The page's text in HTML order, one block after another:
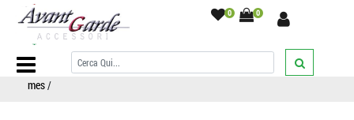
0 0
Home Page/BAMBINO/PAPILLON/A righe e quadri/Papillon
bimbo fantasia a quadretti bambino pied de poule seta italy pagetto
mes/